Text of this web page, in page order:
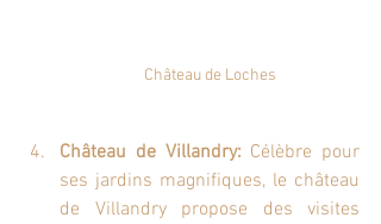
Château de Loches
Château de Villandry: Célèbre pour
ses jardins magnifiques, le château
de Villandry propose des visites